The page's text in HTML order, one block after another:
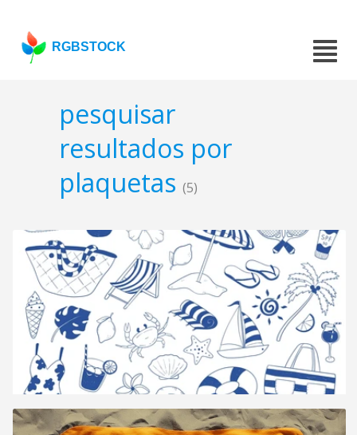
RGBSTOCK
pesquisar
resultados por
plaquetas (5)